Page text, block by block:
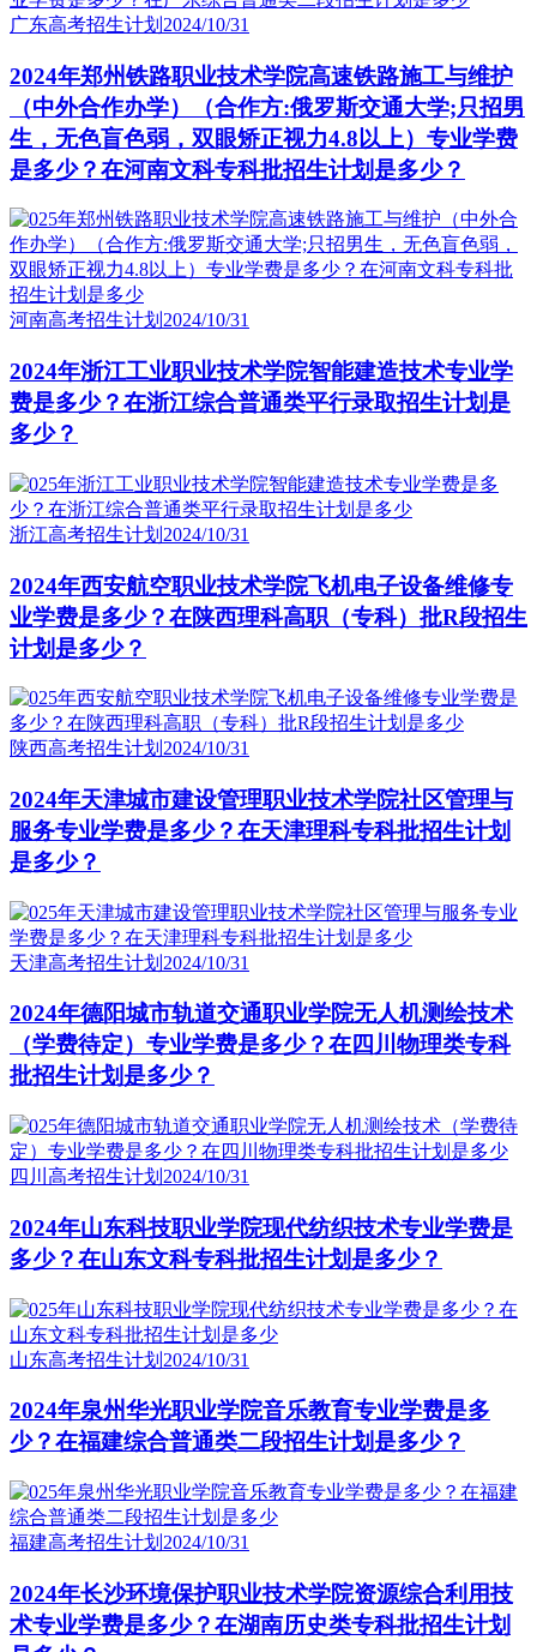
广东高考招生计划 2024/10/31
2024年郑州铁路职业技术学院高速铁路施工与维护
（中外合作办学）（合作方:俄罗斯交通大学;只招男
生，无色盲色弱，双眼矫正视力4.8以上）专业学费
是多少？在河南文科专科批招生计划是多少？
河南高考招生计划 2024/10/31
2024年浙江工业职业技术学院智能建造技术专业学
费是多少？在浙江综合普通类平行录取招生计划是
多少？
浙江高考招生计划 2024/10/31
2024年西安航空职业技术学院飞机电子设备维修专
业学费是多少？在陕西理科高职（专科）批R段招生
计划是多少？
陕西高考招生计划 2024/10/31
2024年天津城市建设管理职业技术学院社区管理与
服务专业学费是多少？在天津理科专科批招生计划
是多少？
天津高考招生计划 2024/10/31
2024年德阳城市轨道交通职业学院无人机测绘技术
（学费待定）专业学费是多少？在四川物理类专科
批招生计划是多少？
四川高考招生计划 2024/10/31
2024年山东科技职业学院现代纺织技术专业学费是
多少？在山东文科专科批招生计划是多少？
山东高考招生计划 2024/10/31
2024年泉州华光职业学院音乐教育专业学费是多
少？在福建综合普通类二段招生计划是多少？
福建高考招生计划 2024/10/31
2024年长沙环境保护职业技术学院资源综合利用技
术专业学费是多少？在湖南历史类专科批招生计划